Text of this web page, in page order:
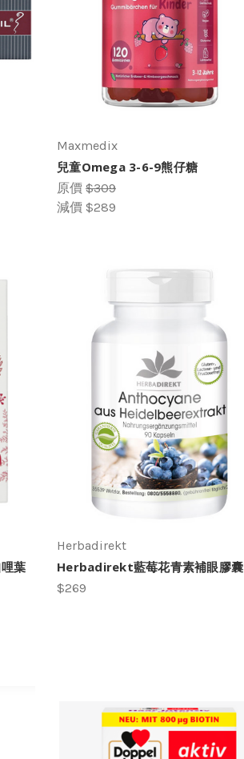
Maxmedix
兒童Omega 3-6-9熊仔糖
原價 $309
減價 $289
葉
Herbadirekt
Herbadirekt藍莓花青素補眼膠囊
$269